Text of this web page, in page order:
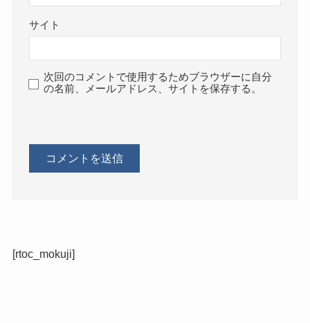
サイト
次回のコメントで使用するためブラウザーに自分
の名前、メールアドレス、サイトを保存する。
[rtoc_mokuji]